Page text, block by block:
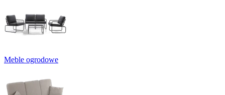
Meble ogrodowe